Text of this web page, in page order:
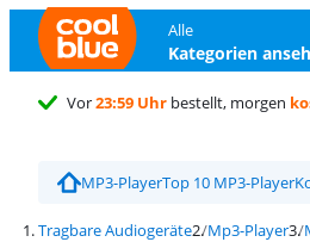
Alle
Kategorien
Vor23:59 Uhr bestellt, morgen
MP3-PlayerTop 10 MP3-Player
Tragbare Audiogeräte Mp3-Player